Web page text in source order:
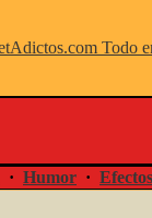
· Humor ·